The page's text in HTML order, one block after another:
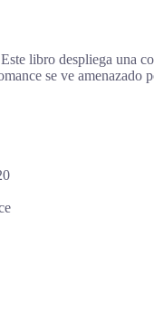
Este libro despliega una
se ve amenazado